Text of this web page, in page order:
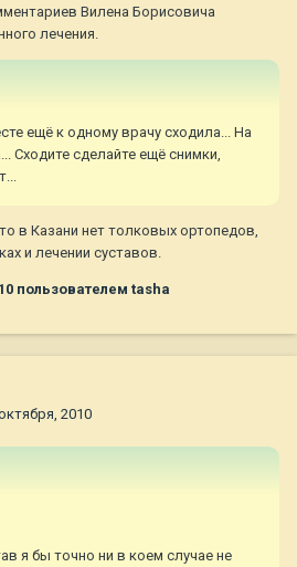
Вилена Борисовича
лечения.
ещё к одному врачу сходила... На
Сходите сделайте ещё снимки,
в Казани нет толковых ортопедов,
и лечении суставов.
пользователем tasha
2010
я бы точно ни в коем случае не